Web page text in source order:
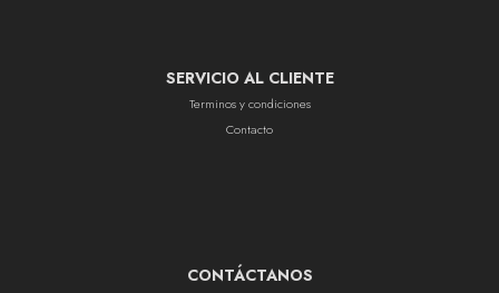
SERVICIO AL CLIENTE
Terminos y condiciones
Contacto
CONTÁCTANOS